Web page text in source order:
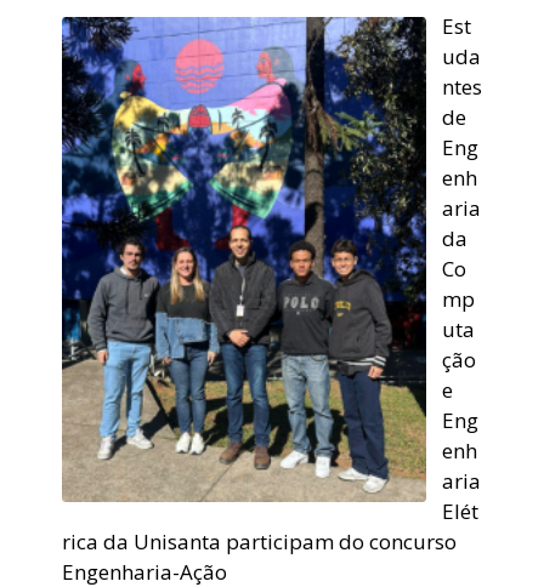
Est
uda
ntes
de
Eng
enh
aria
da
Co
mp
uta
ção
e
Eng
enh
aria
Elét
rica da Unisanta participam do concurso
Engenharia-Ação